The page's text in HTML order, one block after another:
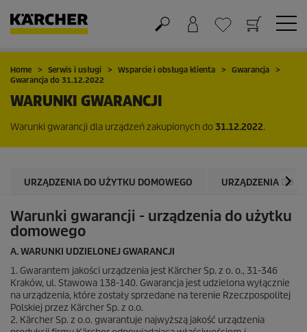
Koszyk
Lista życzeń
Home Serwis i usługi Wsparcie i obsługa klienta
Gwarancja
Gwarancja do 31.12.2022
WARUNKI GWARANCJI
Warunki gwarancji dla urządzeń zakupionych do 31.12.2022.
URZĄDZENIA DO UŻYTKU DOMOWEGO URZĄDZENIA DO
Warunki gwarancji - urządzenia do użytku
domowego
A. WARUNKI UDZIELONEJ GWARANCJI
1. Gwarantem jakości urządzenia jest Kärcher Sp. z o. o., 31-346
Kraków, ul. Stawowa 138-140. Gwarancja jest udzielona wyłącznie
na urządzenia, które zostały sprzedane na terenie Rzeczpospolitej
Polskiej przez Kärcher Sp. z o.o.
2. Kärcher Sp. z o.o. gwarantuje najwyższą jakość urządzenia